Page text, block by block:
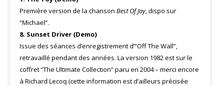
Première version de la chanson Best Of Joy, dispo sur
“Michael”.
8. Sunset Driver (Demo)
Issue des séances d’enregistrement d’“Off The Wall”,
retravaillé pendant des années. La version 1982 est sur le
coffret “The Ultimate Collection” paru en 2004 – merci encore
à Richard Lecoq (cette information est d’ailleurs précisée